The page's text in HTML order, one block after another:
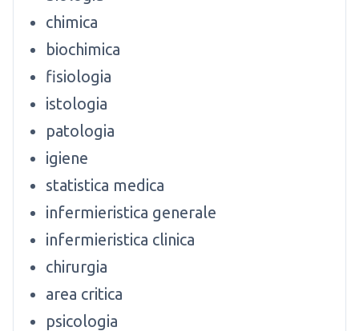
chimica
biochimica
fisiologia
istologia
patologia
igiene
statistica medica
infermieristica generale
infermieristica clinica
chirurgia
area critica
psicologia